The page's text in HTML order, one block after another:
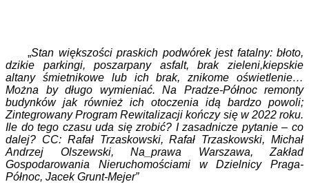
„Stan większości praskich podwórek jest fatalny: błoto,
dzikie parkingi, poszarpany asfalt, brak zieleni,kiepskie
altany śmietnikowe lub ich brak, znikome oświetlenie…
Można by długo wymieniać. Na Pradze-Północ remonty
budynków jak również ich otoczenia idą bardzo powoli;
Zintegrowany Program Rewitalizacji kończy się w 2022 roku.
Ile do tego czasu uda się zrobić? I zasadnicze pytanie – co
dalej? CC: Rafał Trzaskowski, Rafał Trzaskowski, Michał
Andrzej Olszewski, Na_prawa Warszawa, Zakład
Gospodarowania Nieruchomościami w Dzielnicy Praga-
Północ, Jacek Grunt-Mejer”